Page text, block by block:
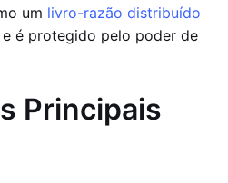
um livro-razão distribuído
é protegido pelo poder de
Principais